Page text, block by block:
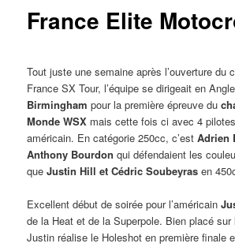
France Elite
Tout juste une semaine après l’ouverture du
France SX Tour, l’équipe se dirigeait en
Birminghampour la première épreuve du
Monde WSX mais cette fois ci avec 4
américain. En catégorie 250cc, c’estAdrien
Anthony Bourdon qui défendaient les
queJustin Hill et Cédric Soubeyras en
Excellent début de soirée pour l’américain
de la Heat et de la Superpole. Bien placé sur
Justin réalise le Holeshot en première finale